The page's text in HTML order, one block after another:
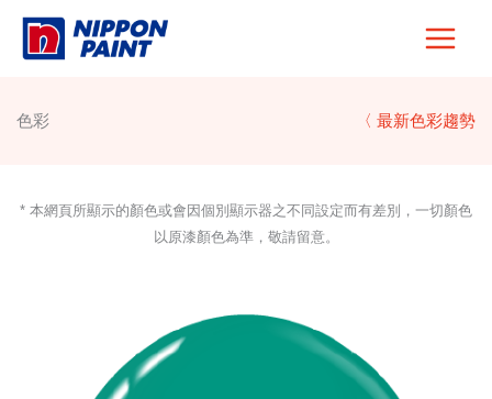
Skip
色彩 〈 最新色彩趨勢
* 本網頁所顯示的顏色或會因個別顯示器之不同設定而有差別，一切顏色
以原漆顏色為準，敬請留意。